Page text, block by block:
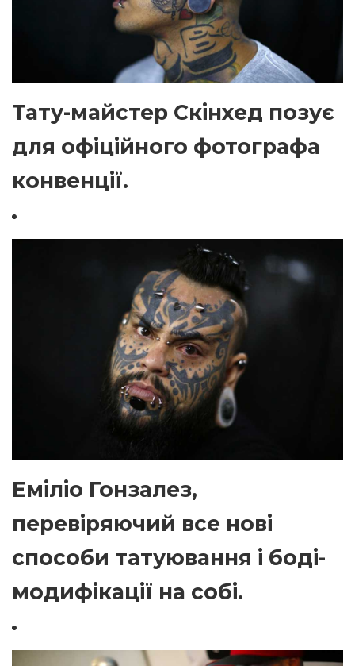
Тату-майстер Скінхед позує
для офіційного фотографа
конвенції.
Еміліо Гонзалез,
перевіряючий все нові
способи татуювання і боді-
модифікації на собі.